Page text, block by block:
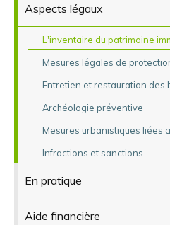
Aspects légaux
L'inventaire du patrimoine
Mesures légales de
Entretien et restauration des
Archéologie préventive
Mesures urbanistiques liées
Infractions et sanctions
En pratique
Aide financière